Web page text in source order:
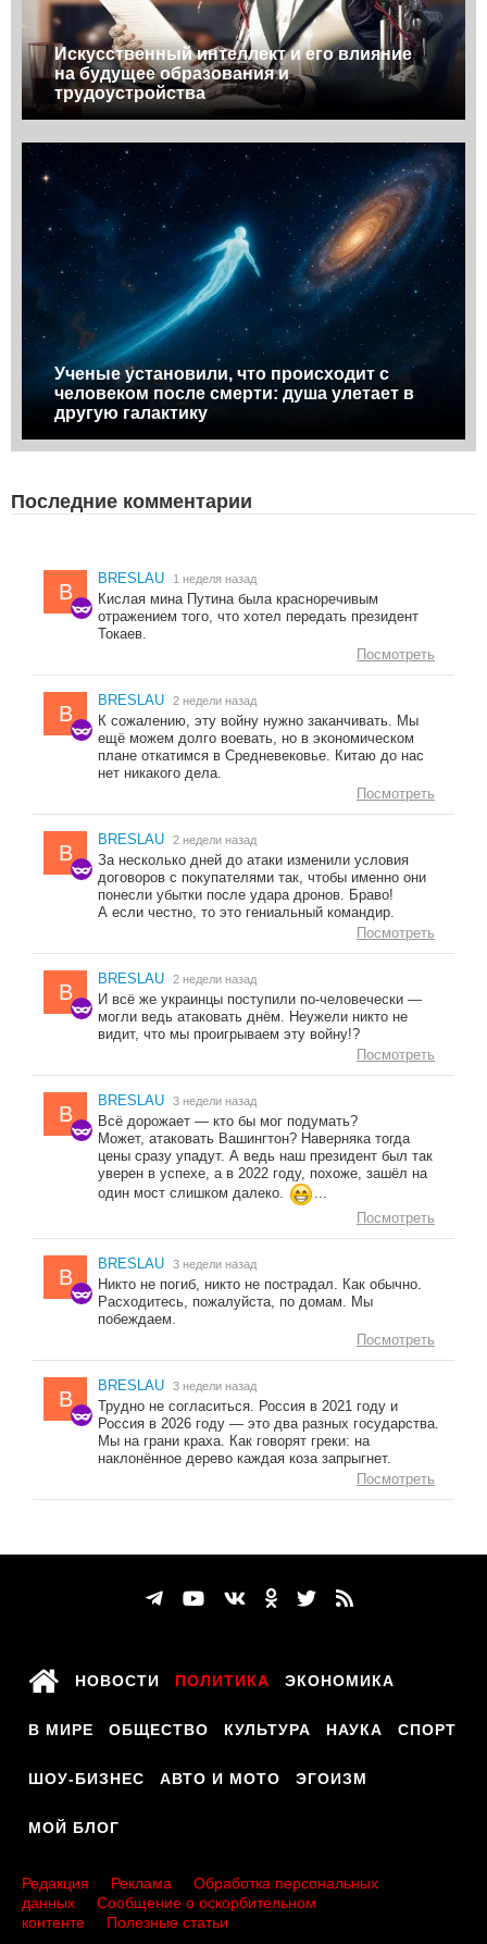
Искусственный интеллект и его влияние
на будущее образования и
трудоустройства
Ученые установили, что происходит с
человеком после смерти: душа улетает в
другую галактику
Последние комментарии
B
BRESLAU 1 неделя назад
Кислая мина Путина была красноречивым
отражением того, что хотел передать президент
Токаев.
Посмотреть
B
BRESLAU 2 недели назад
К сожалению, эту войну нужно заканчивать. Мы
ещё можем долго воевать, но в экономическом
плане откатимся в Средневековье. Китаю до нас
нет никакого дела.
Посмотреть
B
BRESLAU 2 недели назад
За несколько дней до атаки изменили условия
договоров с покупателями так, чтобы именно они
понесли убытки после удара дронов. Браво!
А если честно, то это гениальный командир.
Посмотреть
B
BRESLAU 2 недели назад
И всё же украинцы поступили по-человечески —
могли ведь атаковать днём. Неужели никто не
видит, что мы проигрываем эту войну!?
Посмотреть
B
BRESLAU 3 недели назад
Всё дорожает — кто бы мог подумать?
Может, атаковать Вашингтон? Наверняка тогда
цены сразу упадут. А ведь наш президент был так
уверен в успехе, а в 2022 году, похоже, зашёл на
один мост слишком далеко.
...
Посмотреть
B
BRESLAU 3 недели назад
Никто не погиб, никто не пострадал. Как обычно.
Расходитесь, пожалуйста, по домам. Мы
побеждаем.
Посмотреть
B
BRESLAU 3 недели назад
Трудно не согласиться. Россия в 2021 году и
Россия в 2026 году — это два разных государства.
Мы на грани краха. Как говорят греки: на
наклонённое дерево каждая коза запрыгнет.
Посмотреть
НОВОСТИ ПОЛИТИКА ЭКОНОМИКА
В МИРЕ ОБЩЕСТВО КУЛЬТУРА НАУКА СПОРТ
ШОУ-БИЗНЕС АВТО И МОТО ЭГОИЗМ
МОЙ БЛОГ
Редакция Реклама
Обработка персональных
данных
Сообщение о оскорбительном
контенте
Полезные статьи